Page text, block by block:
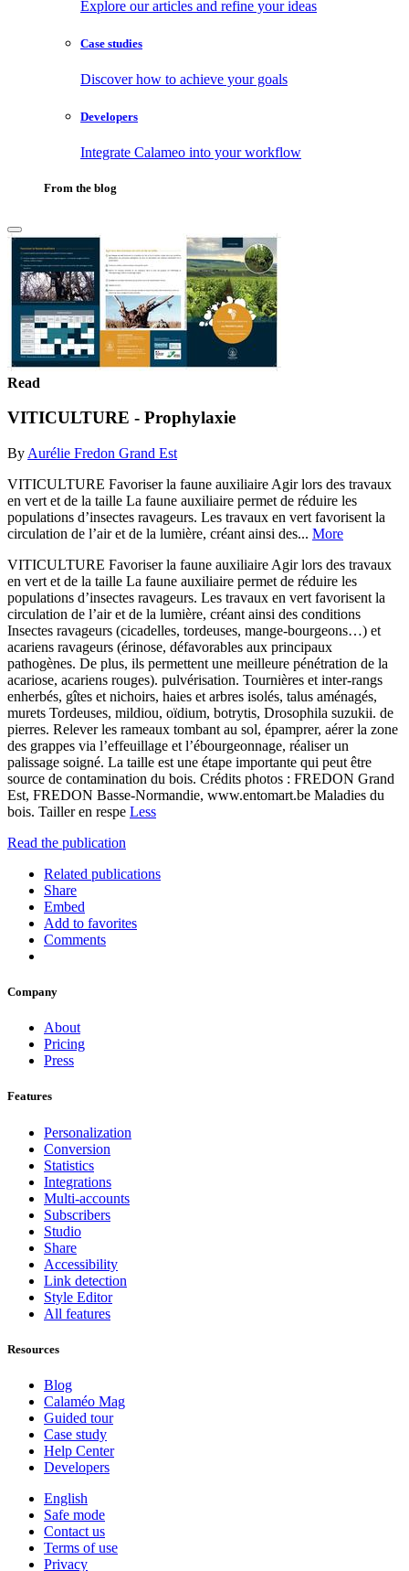
Explore our articles and refine your ideas
Case studies
Discover how to achieve your goals
Developers
Integrate Calameo into your workflow
From the blog
Read
VITICULTURE - Prophylaxie
By Aurélie Fredon Grand Est
VITICULTURE Favoriser la faune auxiliaire Agir lors des travaux
en vert et de la taille La faune auxiliaire permet de réduire les
populations d’insectes ravageurs. Les travaux en vert favorisent la
circulation de l’air et de la lumière, créant ainsi des... More
VITICULTURE Favoriser la faune auxiliaire Agir lors des travaux
en vert et de la taille La faune auxiliaire permet de réduire les
populations d’insectes ravageurs. Les travaux en vert favorisent la
circulation de l’air et de la lumière, créant ainsi des conditions
Insectes ravageurs (cicadelles, tordeuses, mange-bourgeons…) et
acariens ravageurs (érinose, défavorables aux principaux
pathogènes. De plus, ils permettent une meilleure pénétration de la
acariose, acariens rouges). pulvérisation. Tournières et inter-rangs
enherbés, gîtes et nichoirs, haies et arbres isolés, talus aménagés,
murets Tordeuses, mildiou, oïdium, botrytis, Drosophila suzukii. de
pierres. Relever les rameaux tombant au sol, épamprer, aérer la zone
des grappes via l’effeuillage et l’ébourgeonnage, réaliser un
palissage soigné. La taille est une étape importante qui peut être
source de contamination du bois. Crédits photos : FREDON Grand
Est, FREDON Basse-Normandie, www.entomart.be Maladies du
bois. Tailler en respe Less
Read the publication
Related publications
Share
Embed
Add to favorites
Comments
Company
About
Pricing
Press
Features
Personalization
Conversion
Statistics
Integrations
Multi-accounts
Subscribers
Studio
Share
Accessibility
Link detection
Style Editor
All features
Resources
Blog
Calaméo Mag
Guided tour
Case study
Help Center
Developers
English
Safe mode
Contact us
Terms of use
Privacy